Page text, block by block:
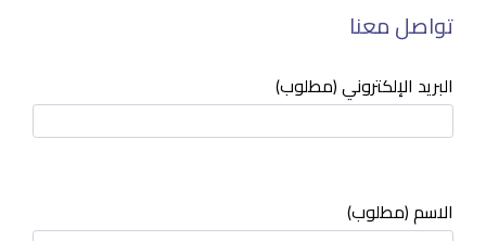
تواصل معنا
البريد الإلكتروني (مطلوب)
الاسم (مطلوب)